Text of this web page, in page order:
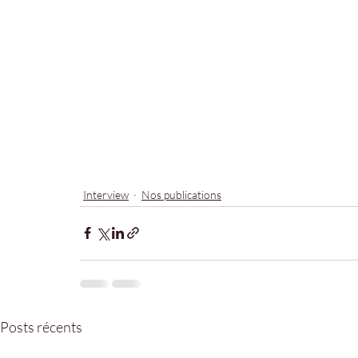
Interview Nos publications
Posts récents